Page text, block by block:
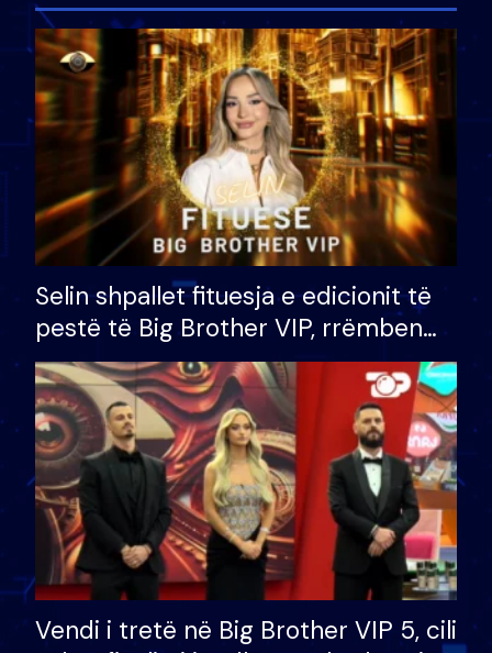
Selin shpallet fituesja e edicionit të
pestë të Big Brother VIP, rrëmben
çmimin e madh prej 100 mijë eurosh
Vendi i tretë në Big Brother VIP 5, cili